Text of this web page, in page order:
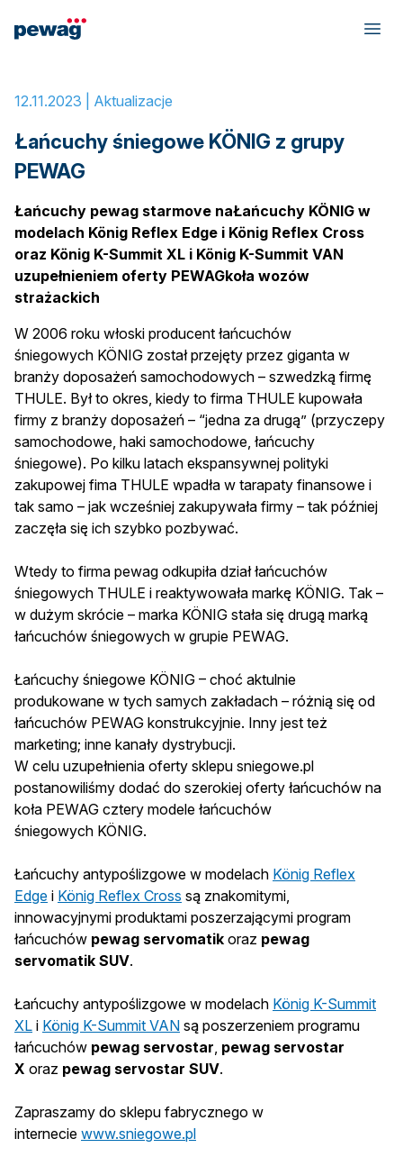
12.11.2023 | Aktualizacje
Łańcuchy śniegowe KÖNIG z grupy
PEWAG
Łańcuchy pewag starmove naŁańcuchy KÖNIG w
modelach König Reflex Edge i König Reflex Cross
oraz König K-Summit XL i König K-Summit VAN
uzupełnieniem oferty PEWAGkoła wozów
strażackich
W 2006 roku włoski producent łańcuchów
śniegowych KÖNIG został przejęty przez giganta w
branży doposażeń samochodowych – szwedzką firmę
THULE. Był to okres, kiedy to firma THULE kupowała
firmy z branży doposażeń – “jedna za drugą” (przyczepy
samochodowe, haki samochodowe, łańcuchy
śniegowe). Po kilku latach ekspansywnej polityki
zakupowej fima THULE wpadła w tarapaty finansowe i
tak samo – jak wcześniej zakupywała firmy – tak później
zaczęła się ich szybko pozbywać.
Wtedy to firma pewag odkupiła dział łańcuchów
śniegowych THULE i reaktywowała markę KÖNIG. Tak –
w dużym skrócie – marka KÖNIG stała się drugą marką
łańcuchów śniegowych w grupie PEWAG.
Łańcuchy śniegowe KÖNIG – choć aktulnie
produkowane w tych samych zakładach – różnią się od
łańcuchów PEWAG konstrukcyjnie. Inny jest też
marketing; inne kanały dystrybucji.
W celu uzupełnienia oferty sklepu sniegowe.pl
postanowiliśmy dodać do szerokiej oferty łańcuchów na
koła PEWAG cztery modele łańcuchów
śniegowych KÖNIG.
Łańcuchy antypoślizgowe w modelach König Reflex
Edge i König Reflex Cross są znakomitymi,
innowacyjnymi produktami poszerzającymi program
łańcuchów pewag servomatik oraz pewag
servomatik SUV.
Łańcuchy antypoślizgowe w modelach König K-Summit
XL i König K-Summit VAN są poszerzeniem programu
łańcuchów pewag servostar, pewag servostar
X oraz pewag servostar SUV.
Zapraszamy do sklepu fabrycznego w
internecie www.sniegowe.pl